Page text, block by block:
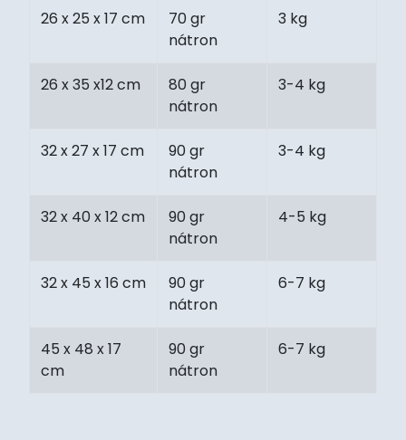
26 x 25 x 17 cm
70 gr
nátron
3 kg
26 x 35 x12 cm
80 gr
nátron
3-4 kg
32 x 27 x 17 cm
90 gr
nátron
3-4 kg
32 x 40 x 12 cm
90 gr
nátron
4-5 kg
32 x 45 x 16 cm
90 gr
nátron
6-7 kg
45 x 48 x 17
cm
90 gr
nátron
6-7 kg